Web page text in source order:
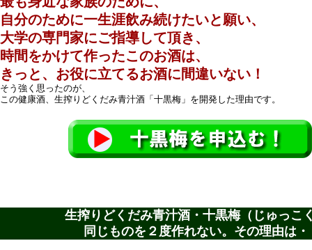
自分のために一生涯飲み続けたいと願い、
大学の専門家にご指導して頂き、
時間をかけて作ったこのお酒は、
きっと、お役に立てるお酒に間違いない！
そう強く思ったのが、
この健康酒、生搾りどくだみ青汁酒「十黒梅」を開発した理由です。
生搾りどくだみ青汁酒・十黒梅（じゅっこ
同じものを２度作れない。その理由は